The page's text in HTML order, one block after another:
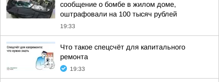
сообщение о бомбе в жилом доме,
оштрафовали на 100 тысяч рублей
19:33
Что такое спецсчёт для капитального
ремонта
19:33